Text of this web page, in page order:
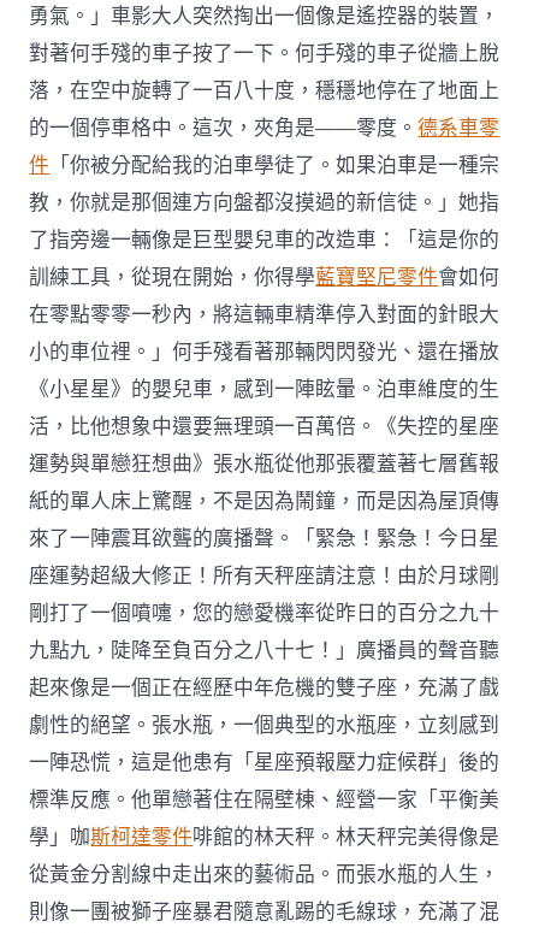
勇氣。」車影大人突然掏出一個像是遙控器的裝置，
對著何手殘的車子按了一下。何手殘的車子從牆上脫
落，在空中旋轉了一百八十度，穩穩地停在了地面上
的一個停車格中。這次，夾角是——零度。德系車零
件 「你被分配給我的泊車學徒了。如果泊車是一種宗
教，你就是那個連方向盤都沒摸過的新信徒。」她指
了指旁邊一輛像是巨型嬰兒車的改造車：「這是你的
訓練工具，從現在開始，你得學藍寶堅尼零件會如何
在零點零零一秒內，將這輛車精準停入對面的針眼大
小的車位裡。」何手殘看著那輛閃閃發光、還在播放
《小星星》的嬰兒車，感到一陣眩暈。泊車維度的生
活，比他想象中還要無理頭一百萬倍。《失控的星座
運勢與單戀狂想曲》張水瓶從他那張覆蓋著七層舊報
紙的單人床上驚醒，不是因為鬧鐘，而是因為屋頂傳
來了一陣震耳欲聾的廣播聲。「緊急！緊急！今日星
座運勢超級大修正！所有天秤座請注意！由於月球剛
剛打了一個噴嚏，您的戀愛機率從昨日的百分之九十
九點九，陡降至負百分之八十七！」廣播員的聲音聽
起來像是一個正在經歷中年危機的雙子座，充滿了戲
劇性的絕望。張水瓶，一個典型的水瓶座，立刻感到
一陣恐慌，這是他患有「星座預報壓力症候群」後的
標準反應。他單戀著住在隔壁棟、經營一家「平衡美
學」咖斯柯達零件啡館的林天秤。林天秤完美得像是
從黃金分割線中走出來的藝術品。而張水瓶的人生，
則像一團被獅子座暴君隨意亂踢的毛線球，充滿了混